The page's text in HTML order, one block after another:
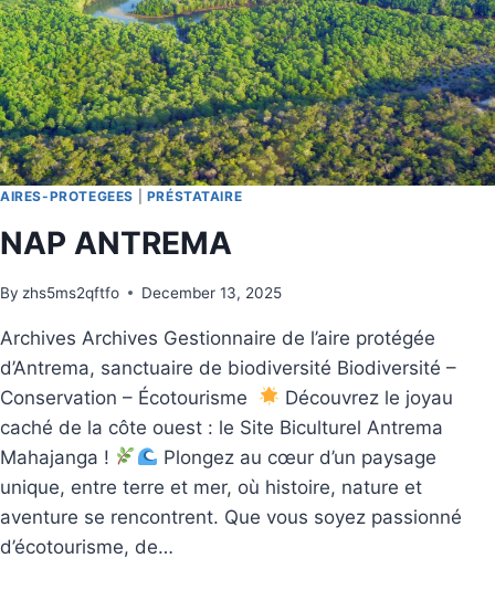
AIRES-PROTEGEES PRÉSTATAIRE
NAP ANTREMA
By zhs5ms2qftfo December 13, 2025
Archives Archives Gestionnaire de l’aire protégée
d’Antrema, sanctuaire de biodiversité Biodiversité –
Conservation – Écotourisme
Découvrez le joyau
caché de la côte ouest : le Site Biculturel Antrema
Mahajanga !
Plongez au cœur d’un paysage
unique, entre terre et mer, où histoire, nature et
aventure se rencontrent. Que vous soyez passionné
d’écotourisme, de…